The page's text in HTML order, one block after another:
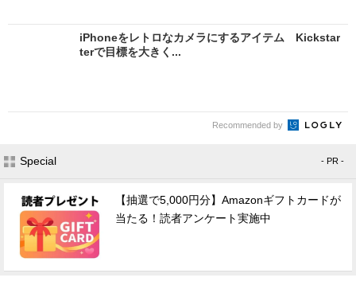
iPhoneをレトロなカメラにするアイテム Kickstar
terで目標を大きく...
Recommended by
Special - PR -
【抽選で5,000円分】Amazonギフトカードが
当たる！読者アンケート実施中